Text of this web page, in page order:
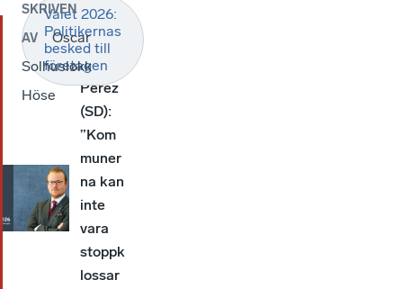
OCKSÅ
David
Perez
(SD):
”Kom
muner
na kan
inte
vara
stoppk
lossar
Valet 2026:
Politikernas
besked till
företagen
SKRIVEN
AV
Oscar
Solhusløkk
Höse